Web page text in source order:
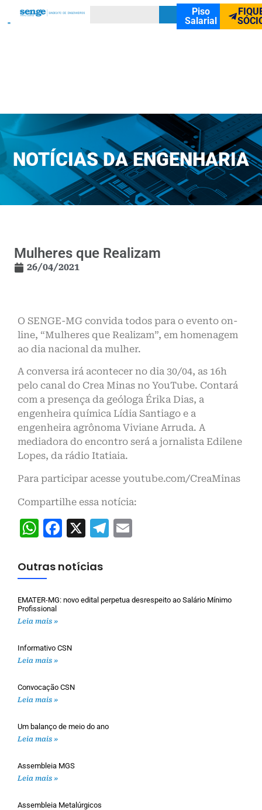
Piso
Salarial
NOTÍCIAS DA ENGENHARIA
Mulheres que Realizam
26/04/2021
O SENGE-MG convida todos para o evento on-
line, “Mulheres que Realizam”, em homenagem
ao dia nacional da mulher.
A conversa irá acontecer no dia 30/04, as 16h
pelo canal do Crea Minas no YouTube. Contará
com a presença da geóloga Érika Dias, a
engenheira química Lídia Santiago e a
engenheira agrônoma Viviane Arruda. A
mediadora do encontro será a jornalista Edilene
Lopes, da rádio Itatiaia.
Para participar acesse youtube.com/CreaMinas
Compartilhe essa notícia:
WhatsApp
Facebook
X Telegram
Outras notícias
EMATER-MG: novo edital perpetua desrespeito ao Salário Mínimo
Profissional
Leia mais »
Informativo CSN
Leia mais »
Convocação CSN
Leia mais »
Um balanço de meio do ano
Leia mais »
Assembleia MGS
Leia mais »
Assembleia Metalúrgicos